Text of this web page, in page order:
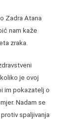
Zadra Atana
nam kaže
zraka.
je ovoj
im pokazatelj o
Nadam se
spaljivanja